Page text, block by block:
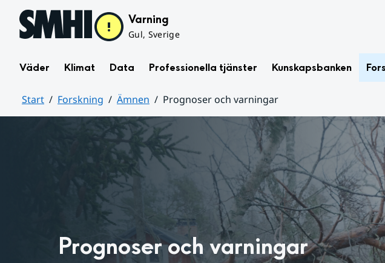
Hoppa till sidans innehåll Varning
Gul, Sverige
Väder Klimat Data Professionella tjänster Kunskapsbanken
Start Forskning Ämnen
Prognoser och varningar
Prognoser och varningar